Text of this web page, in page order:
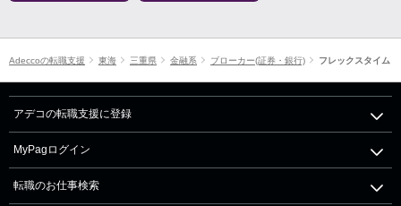
Adeccoの転職支援 東海 三重県 金融系 ブローカー(証券・銀行) フレックスタイム
アデコの転職支援に登録
MyPagログイン
転職のお仕事検索